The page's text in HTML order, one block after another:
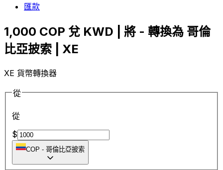
匯款
1,000 COP 兌 KWD | 將 - 轉換為 哥倫
比亞披索 | XE
XE 貨幣轉換器
從
從
$
COP - 哥倫比亞披索